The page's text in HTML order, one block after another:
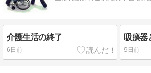
介護生活の終了
6日前
吸痰器
9日前